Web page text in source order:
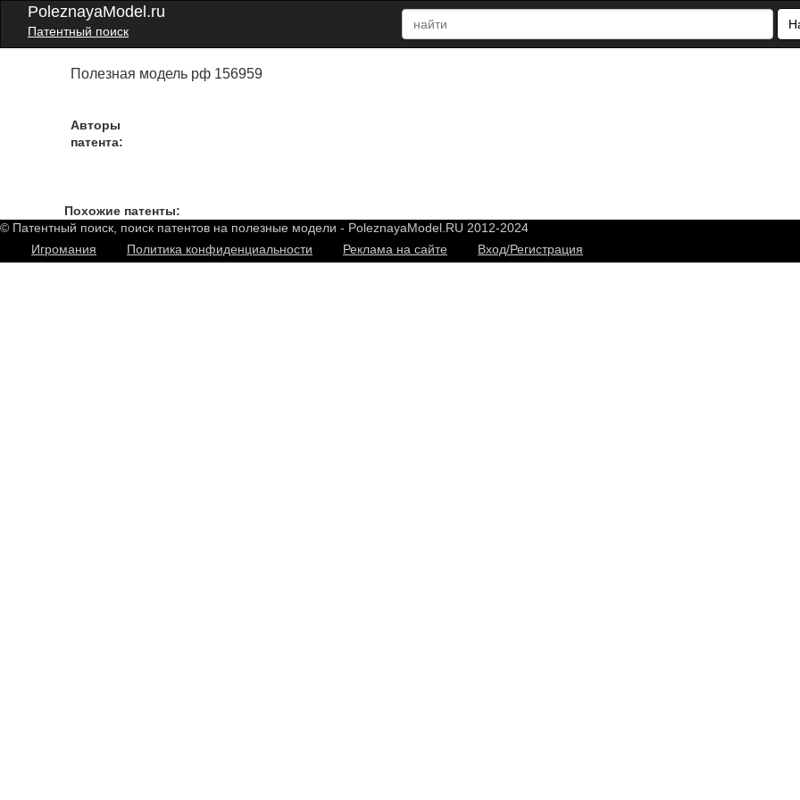
PoleznayaModel.ru
Патентный поиск
Полезная модель рф 156959
Авторы
патента:
Похожие патенты:
© Патентный поиск, поиск патентов на полезные модели - PoleznayaModel.RU 2012-2024
Игромания
Политика конфиденциальности Реклама на сайте Вход/Регистрация